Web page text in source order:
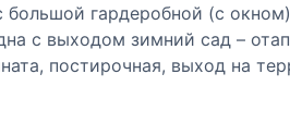
большой гардеробной (с
с выходом зимний сад –
постирочная, выход на